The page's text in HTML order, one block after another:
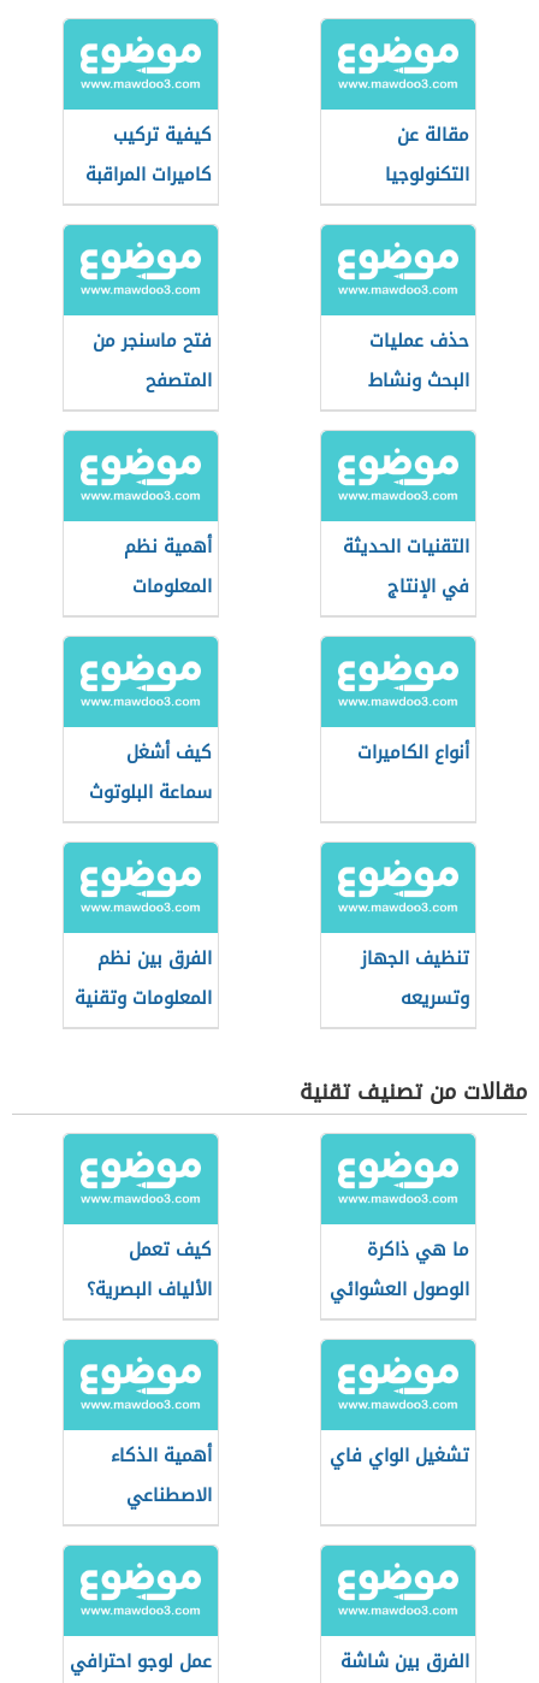
مقالة عن
التكنولوجيا
كيفية تركيب
كاميرات المراقبة
حذف عمليات
البحث ونشاط
التصفح
فتح ماسنجر من
المتصفح
التقنيات الحديثة
في الإنتاج
الحيواني
أهمية نظم
المعلومات
أنواع الكاميرات
كيف أشغل
سماعة البلوتوث
تنظيف الجهاز
وتسريعه
الفرق بين نظم
المعلومات وتقنية
المعلومات
مقالات من تصنيف تقنية
ما هي ذاكرة
الوصول العشوائي
كيف تعمل
الألياف البصرية؟
تشغيل الواي فاي
أهمية الذكاء
الاصطناعي
الفرق بين شاشة
عمل لوجو احترافي